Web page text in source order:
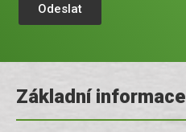
Odeslat
Základní informace